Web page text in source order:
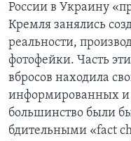
России в Украину
Кремля занялись
реальности,
фотофейки. Часть
вбросов находила
информированных и
большинство были
бдительными «fact